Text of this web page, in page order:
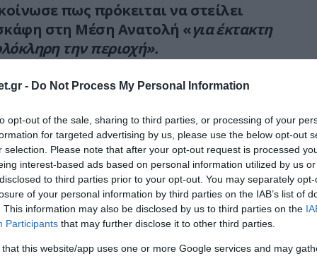
- Do Not Process My Personal Information
opt-out of the sale, sharing to third parties, or processing of your
for targeted advertising by us, please use the below opt-out
selection. Please note that after your opt-out request is processed
interest-based ads based on personal information utilized by us
to third parties prior to your opt-out. You may separately
of your personal information by third parties on the IAB’s list of
This information may also be disclosed by us to third parties on the
Participants that may further disclose it to other third parties.
that this website/app uses one or more Google services and may
πως πρόκειται να στείλει
στη Μέση Ανατολή «για έκτακτη
την περιοχή».
ήδη αεροσκάφη της RAF στην περιοχή στο
σύνοδο κορυφής της G7 που ξεκινά αύριο
Στάρμερ δήλωσε στους δημοσιογράφους
ραγδαία και ότι διεξάγονται
με τους συμμάχους σε όλα τα επίπεδα.
είναι η αποκλιμάκωση»